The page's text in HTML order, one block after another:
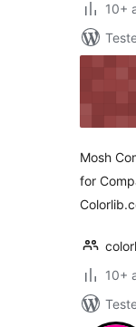
10+
Mosh
for
10+